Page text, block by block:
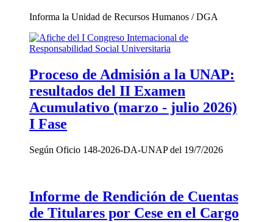
Informa la Unidad de Recursos Humanos / DGA
Proceso de Admisión a la UNAP:
resultados del II Examen
Acumulativo (marzo - julio 2026)
I Fase
Según Oficio 148-2026-DA-UNAP del 19/7/2026
Informe de Rendición de Cuentas
de Titulares por Cese en el Cargo